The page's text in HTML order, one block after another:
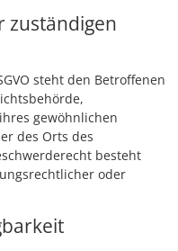
zuständigen
steht den Betroffenen
gewöhnlichen
des Orts des
besteht
oder